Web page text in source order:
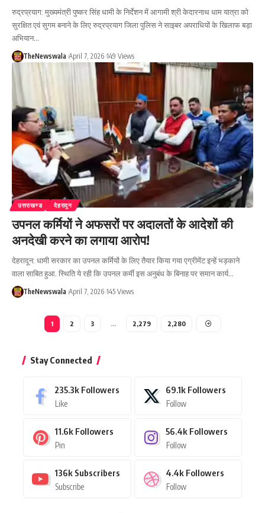
रुद्रप्रयाग: मुख्यमंत्री पुष्कर सिंह धामी के निर्देशन में आगामी श्री केदारनाथ धाम यात्रा को
सुरक्षित एवं सुगम बनाने के लिए रुद्रप्रयाग जिला पुलिस ने साइबर अपराधियों के खिलाफ बड़ा
अभियान…
TheNewswala April 7, 2026 149 Views
उत्तराखण्ड देहरादून
उपनल कर्मियों ने अफसरों पर अदालतों के आदेशों की
अनदेखी करने का लगाया आरोप!
देहरादून: धामी सरकार का उपनल कर्मियों के लिए तैयार किया गया एग्रीमेंट इन्हें भड़काने
वाला साबित हुआ. स्थिति ये रही कि उपनल कर्मी इस अनुबंध के बिनाह पर समान कार्य…
TheNewswala April 7, 2026 145 Views
1 2 3 … 2,279 2,280
Stay Connected
235.3k Followers
Like
69.1k Followers
Follow
11.6k Followers
Pin
56.4k Followers
Follow
136k Subscribers
Subscribe
4.4k Followers
Follow